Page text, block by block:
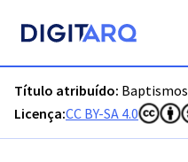
Título atribuído: Baptismos
Licença:CC BY-SA 4.0